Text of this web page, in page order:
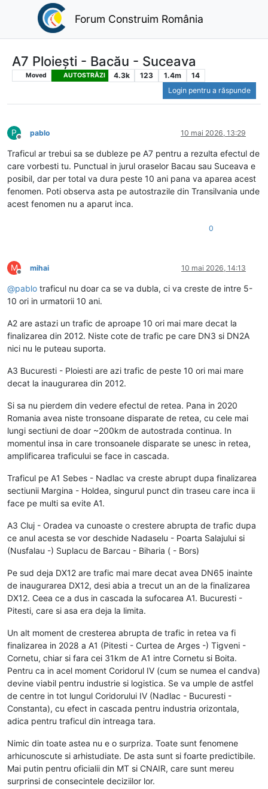
Forum Construim România
A7 Ploiești - Bacău - Suceava
Moved AUTOSTRĂZI 4.3k 123 1.4m
14
Login pentru a răspunde
P
Deconectat
pablo 10 mai 2026, 13:29
Traficul ar trebui sa se dubleze pe A7 pentru a rezulta efectul de
care vorbesti tu. Punctual in jurul oraselor Bacau sau Suceava e
posibil, dar per total va dura peste 10 ani pana va aparea acest
fenomen. Poti observa asta pe autostrazile din Transilvania unde
acest fenomen nu a aparut inca.
0
M
Deconectat
mihai 10 mai 2026, 14:13
@pablo traficul nu doar ca se va dubla, ci va creste de intre 5-
10 ori in urmatorii 10 ani.
A2 are astazi un trafic de aproape 10 ori mai mare decat la
finalizarea din 2012. Niste cote de trafic pe care DN3 si DN2A
nici nu le puteau suporta.
A3 Bucuresti - Ploiesti are azi trafic de peste 10 ori mai mare
decat la inaugurarea din 2012.
Si sa nu pierdem din vedere efectul de retea. Pana in 2020
Romania avea niste tronsoane disparate de retea, cu cele mai
lungi sectiuni de doar ~200km de autostrada continua. In
momentul insa in care tronsoanele disparate se unesc in retea,
amplificarea traficului se face in cascada.
Traficul pe A1 Sebes - Nadlac va creste abrupt dupa finalizarea
sectiunii Margina - Holdea, singurul punct din traseu care inca ii
face pe multi sa evite A1.
A3 Cluj - Oradea va cunoaste o crestere abrupta de trafic dupa
ce anul acesta se vor deschide Nadaselu - Poarta Salajului si
(Nusfalau -) Suplacu de Barcau - Biharia ( - Bors)
Pe sud deja DX12 are trafic mai mare decat avea DN65 inainte
de inaugurarea DX12, desi abia a trecut un an de la finalizarea
DX12. Ceea ce a dus in cascada la sufocarea A1. Bucuresti -
Pitesti, care si asa era deja la limita.
Un alt moment de cresterea abrupta de trafic in retea va fi
finalizarea in 2028 a A1 (Pitesti - Curtea de Arges -) Tigveni -
Cornetu, chiar si fara cei 31km de A1 intre Cornetu si Boita.
Pentru ca in acel moment Coridorul IV (cum se numea el candva)
devine viabil pentru industrie si logistica. Se va umple de astfel
de centre in tot lungul Coridorului IV (Nadlac - Bucuresti -
Constanta), cu efect in cascada pentru industria orizontala,
adica pentru traficul din intreaga tara.
Nimic din toate astea nu e o surpriza. Toate sunt fenomene
arhicunoscute si arhistudiate. De asta sunt si foarte predictibile.
Mai putin pentru oficialii din MT si CNAIR, care sunt mereu
surprinsi de consecintele deciziilor lor.